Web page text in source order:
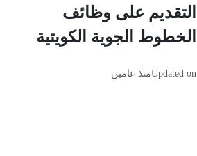
التقديم على وظائف
الخطوط الجوية الكويتية
Updated onمنذ عامين